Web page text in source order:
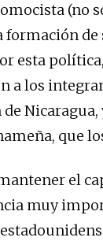
(no
formación
esta
a los
que
el
muy